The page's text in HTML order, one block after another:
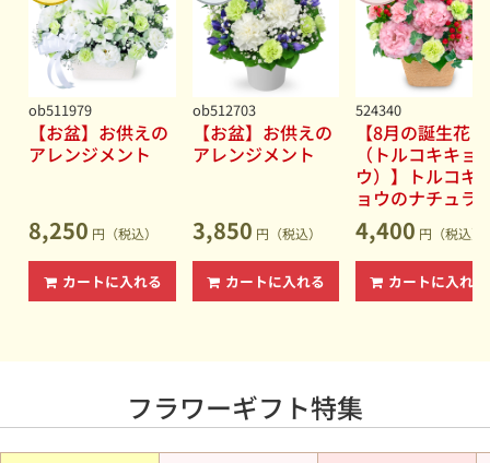
2026.06.15
【ひまわり特集】夏を代表する花をご予算から選べます◆
男性・女性を問わず喜ばれるギフト
2026.06.15
【夏の花贈り特集】誕生日プレゼントやお中元・暑中見舞
いに◆暑い夏でも長持ちしやすい花
2026.06.15
【お盆（新盆・初盆）】故人への想いを込めたお供えの花
2026.06.04
【セミオーダー】あなただけの特別なフラワーギフトをデ
ザインしましょう
ob511979
【お盆】お供えの
アレンジメント
8,250 円（税込）
カートに入れる
ob512703
【お盆】お供えの
アレンジメント
3,850 円（税込）
カートに入れる
524340
【8月の誕生花
（トルコキキョ
ウ）】トルコキ
ョウのナチュラ
なアレンジメン
4,400 円（税込）
カートに入れる
フラワーギフト特集